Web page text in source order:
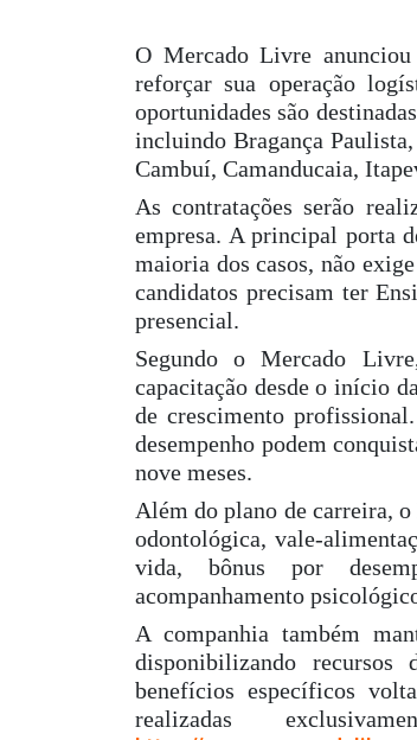
O Mercado Livre
reforçar sua operação
oportunidades são
incluindo Bragança
Cambuí, Camanducaia,
As contratações serão
empresa. A principal porta
maioria dos casos, não
candidatos precisam ter
presencial.
Segundo o Mercado
capacitação desde o início
de crescimento
desempenho podem
nove meses.
Além do plano de carreira,
odontológica, vale-
vida, bônus por
acompanhamento
A companhia também
disponibilizando recursos
benefícios específicos
realizadas